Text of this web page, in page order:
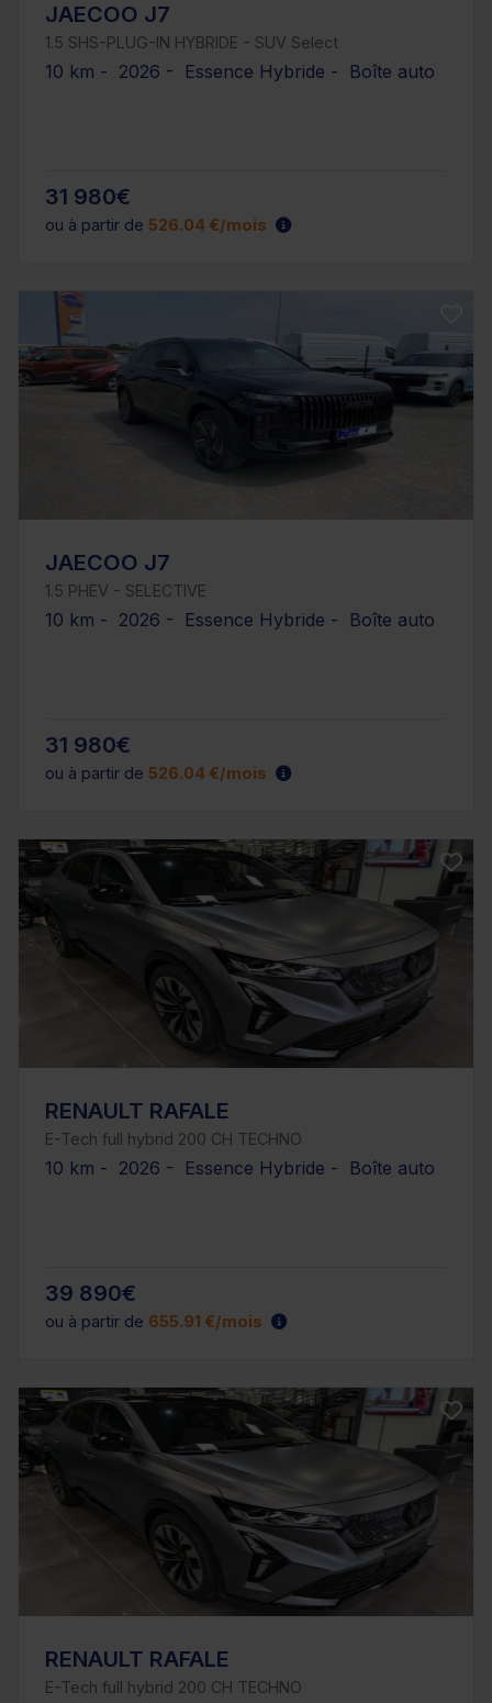
JAECOO J7
1.5 SHS-PLUG-IN HYBRIDE - SUV Select
10 km - 2026 - Essence Hybride - Boîte auto
31 980€
ou à partir de 526.04 €/mois
JAECOO J7
1.5 PHEV - SELECTIVE
10 km - 2026 - Essence Hybride - Boîte auto
31 980€
ou à partir de 526.04 €/mois
RENAULT RAFALE
E-Tech full hybrid 200 CH TECHNO
10 km - 2026 - Essence Hybride - Boîte auto
39 890€
ou à partir de 655.91 €/mois
RENAULT RAFALE
E-Tech full hybrid 200 CH TECHNO